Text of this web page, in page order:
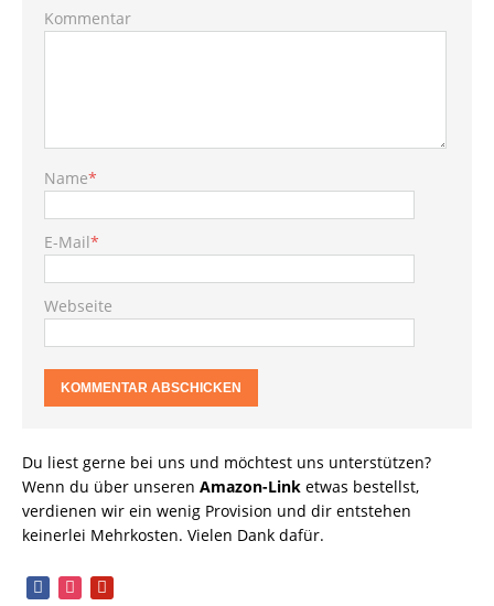
Kommentar
Name*
E-Mail*
Webseite
Du liest gerne bei uns und möchtest uns unterstützen?
Wenn du über unseren Amazon-Link etwas bestellst,
verdienen wir ein wenig Provision und dir entstehen
keinerlei Mehrkosten. Vielen Dank dafür.
facebookinstagram
pinterest